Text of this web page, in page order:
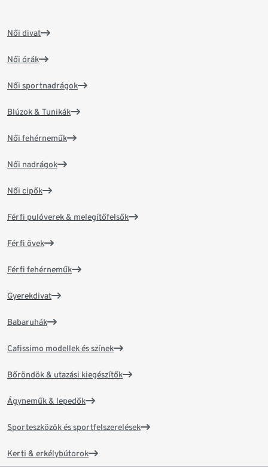
Női divat
Női órák
Női sportnadrágok
Blúzok & Tunikák
Női fehérneműk
Női nadrágok
Női cipők
Férfi pulóverek & melegítőfelsők
Férfi övek
Férfi fehérneműk
Gyerekdivat
Babaruhák
Cafissimo modellek és színek
Bőröndök & utazási kiegészítők
Ágyneműk & lepedők
Sporteszközök és sportfelszerelések
Kerti & erkélybútorok